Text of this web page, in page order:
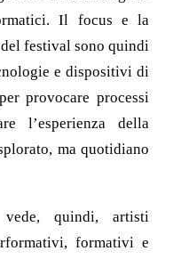
Il focus e la
festival sono quindi
e dispositivi di
provocare processi
l’esperienza della
ma quotidiano
vede, quindi, artisti
formativi e